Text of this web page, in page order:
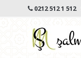
0212 512 1 512